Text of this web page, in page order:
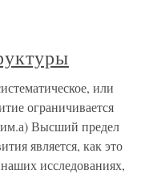
или
ограничивается
Высший предел
является, как это
исследованиях,